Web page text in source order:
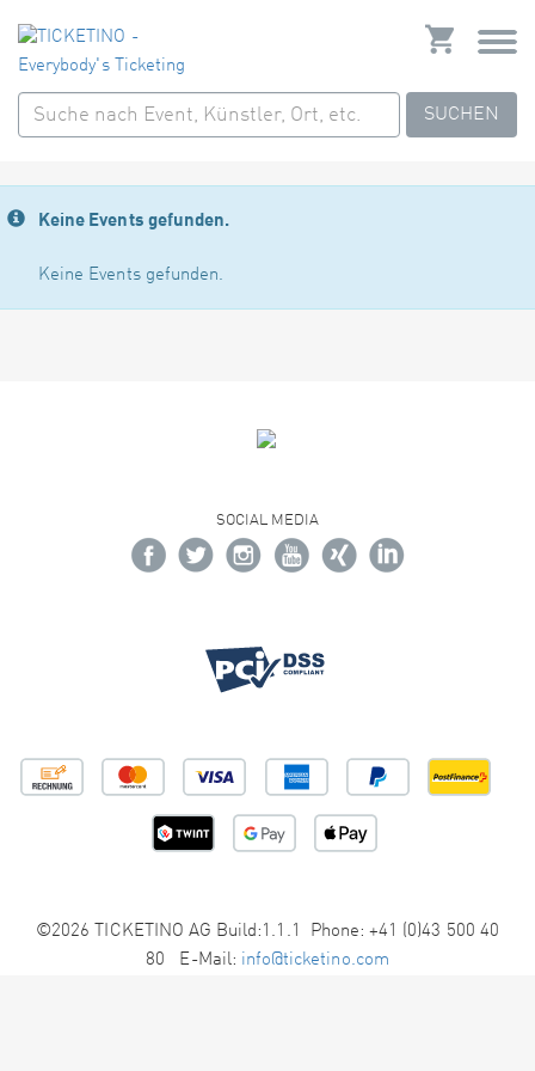
SUCHEN
Keine Events gefunden.
Keine Events gefunden.
SOCIAL MEDIA
©2026 TICKETINO AG Build:1.1.1 Phone: +41 (0)43 500 40
80 E-Mail: info@ticketino.com